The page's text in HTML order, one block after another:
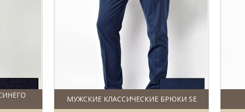
МУЖСКИЕ КЛАССИЧЕСКИЕ БРЮКИ SE